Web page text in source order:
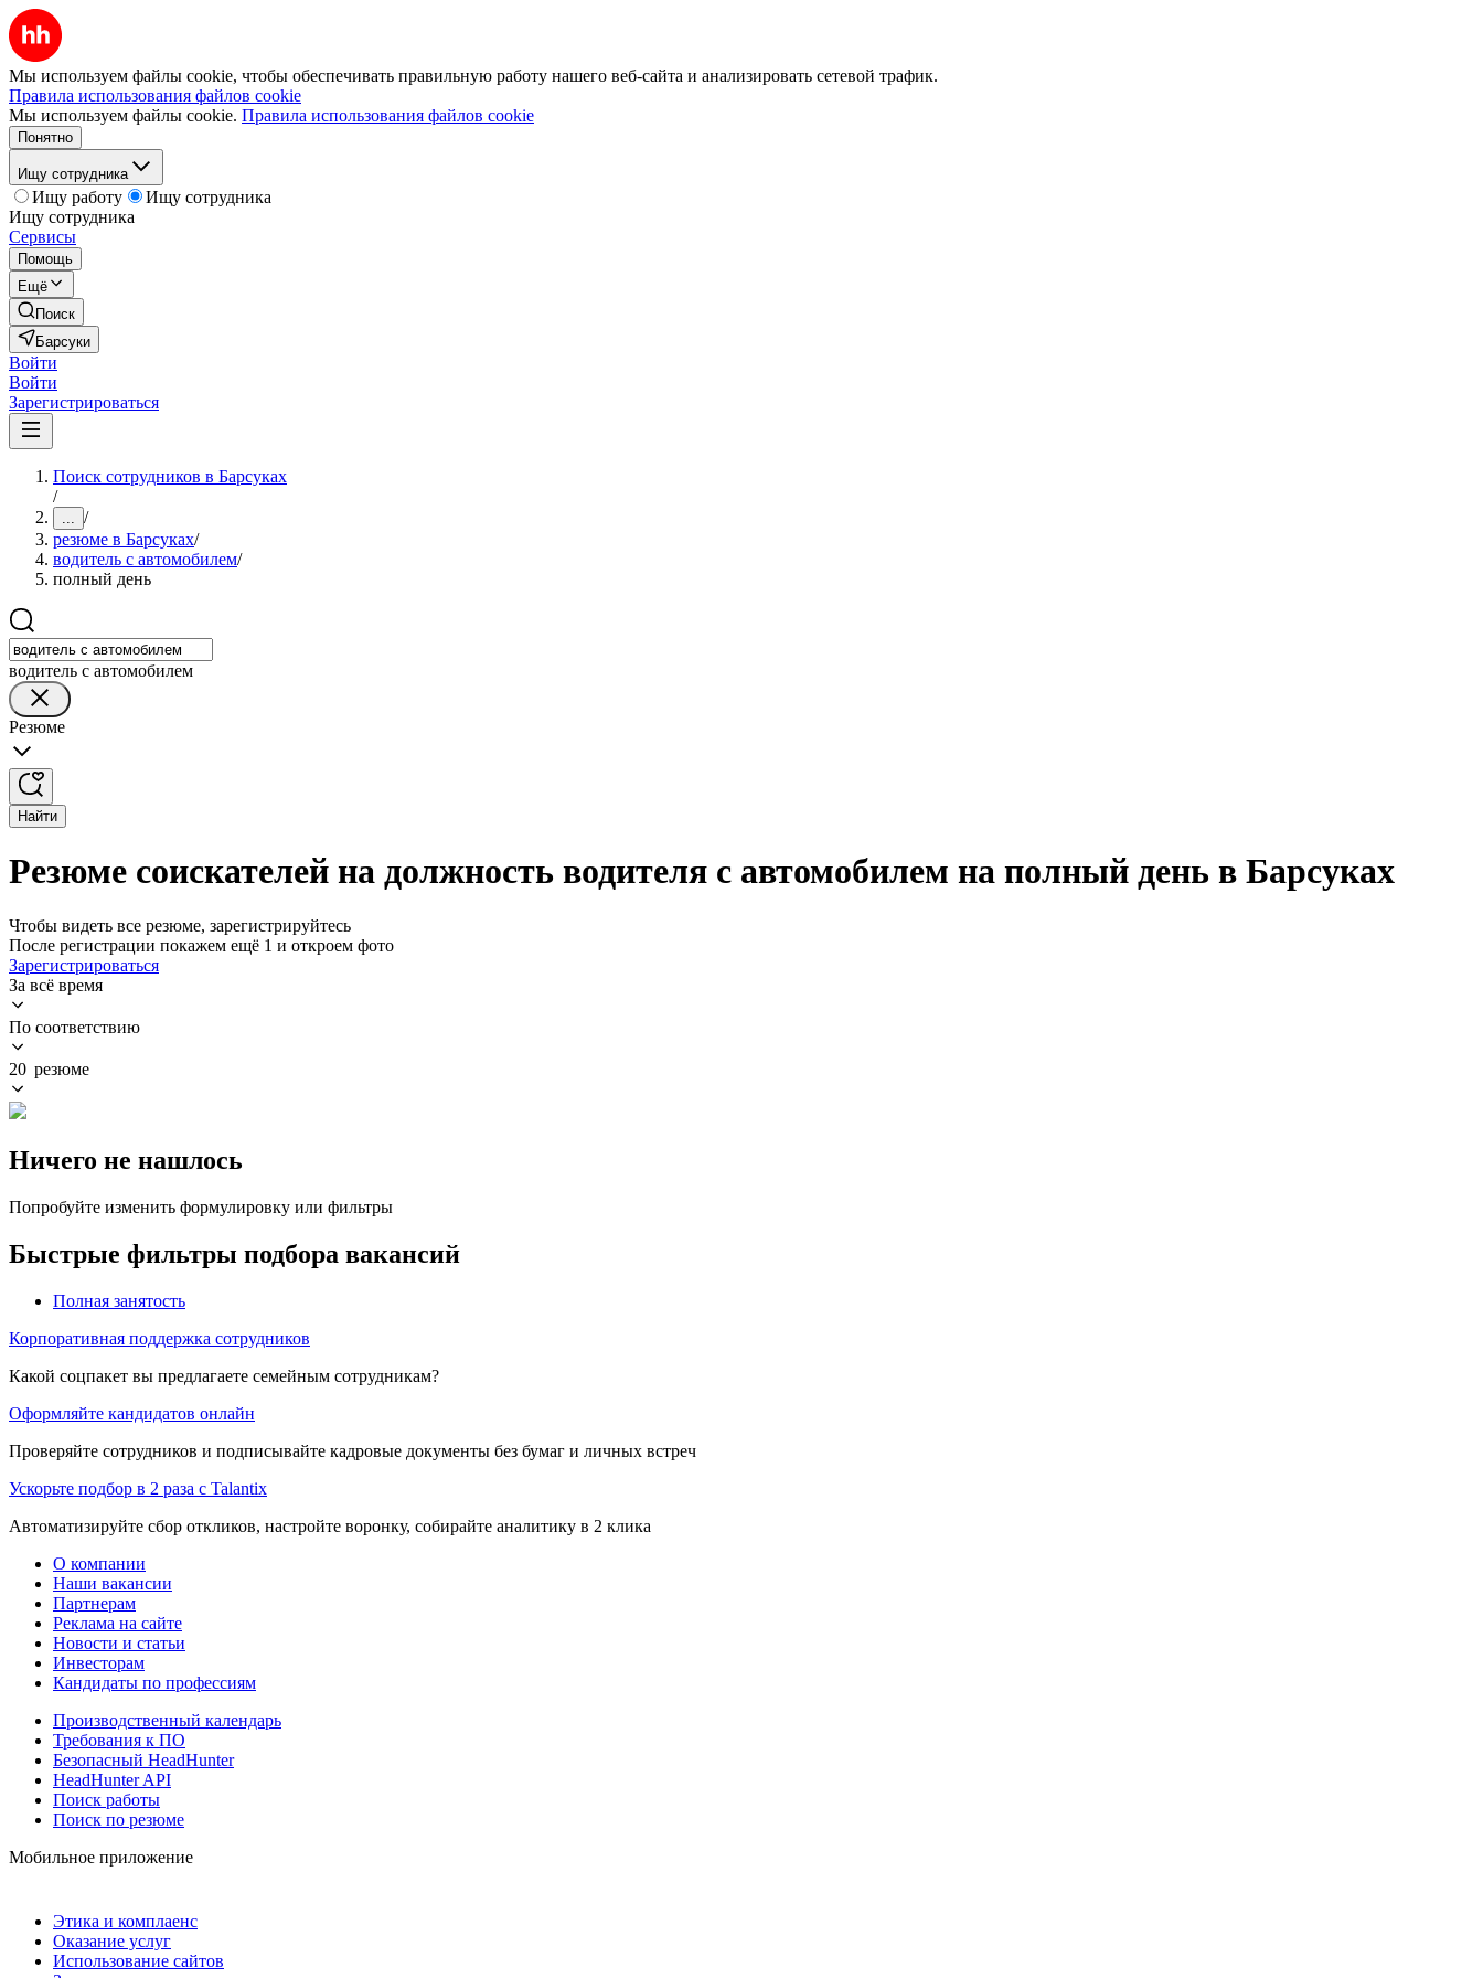
Мы используем файлы cookie, чтобы обеспечивать правильную работу нашего веб-сайта и анализировать сетевой трафик.
Правила использования файлов cookie
Мы используем файлы cookie. Правила использования файлов cookie
Понятно
Ищу сотрудника
Ищу работу
Ищу сотрудника
Ищу сотрудника
Сервисы
Помощь
Ещё
Поиск
Барсуки
Войти
Войти
Зарегистрироваться
Поиск сотрудников в Барсуках
/
... /
резюме в Барсуках/
водитель с автомобилем/
полный день
водитель с автомобилем
Резюме
Найти
Резюме соискателей на должность водителя с автомобилем на полный день в Барсуках
Чтобы видеть все резюме, зарегистрируйтесь
После регистрации покажем ещё 1 и откроем фото
Зарегистрироваться
За всё время
По соответствию
20 резюме
Ничего не нашлось
Попробуйте изменить формулировку или фильтры
Быстрые фильтры подбора вакансий
Полная занятость
Корпоративная поддержка сотрудников
Какой соцпакет вы предлагаете семейным сотрудникам?
Оформляйте кандидатов онлайн
Проверяйте сотрудников и подписывайте кадровые документы без бумаг и личных встреч
Ускорьте подбор в 2 раза с Talantix
Автоматизируйте сбор откликов, настройте воронку, собирайте аналитику в 2 клика
О компании
Наши вакансии
Партнерам
Реклама на сайте
Новости и статьи
Инвесторам
Кандидаты по профессиям
Производственный календарь
Требования к ПО
Безопасный HeadHunter
HeadHunter API
Поиск работы
Поиск по резюме
Мобильное приложение
Этика и комплаенс
Оказание услуг
Использование сайтов